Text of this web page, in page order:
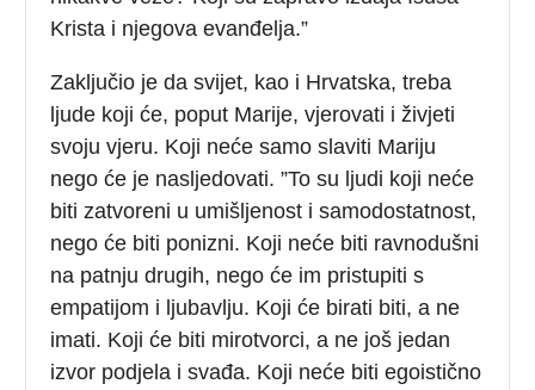
Krista i njegova evanđelja.”
Zaključio je da svijet, kao i Hrvatska, treba
ljude koji će, poput Marije, vjerovati i živjeti
svoju vjeru. Koji neće samo slaviti Mariju
nego će je nasljedovati. ”To su ljudi koji neće
biti zatvoreni u umišljenost i samodostatnost,
nego će biti ponizni. Koji neće biti ravnodušni
na patnju drugih, nego će im pristupiti s
empatijom i ljubavlju. Koji će birati biti, a ne
imati. Koji će biti mirotvorci, a ne još jedan
izvor podjela i svađa. Koji neće biti egoistično